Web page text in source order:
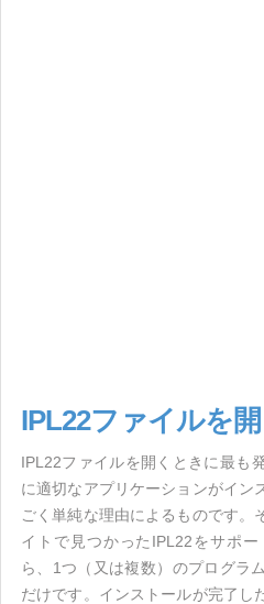
IPL22ファイルを
IPL22ファイルを開くときに最も
に適切なアプリケーションがイン
ごく単純な理由によるものです。
イトで見つかったIPL22をサポ
ら、1つ（又は複数）のプログラ
だけです。インストールが完了し